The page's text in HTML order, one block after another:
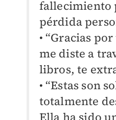
fallecimiento
pérdida
• “Gracias
me diste a
libros, te
• “Estas son
totalmente